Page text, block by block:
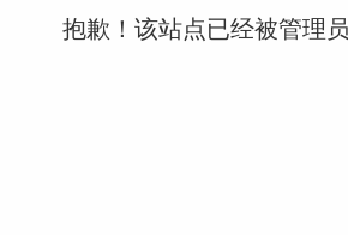
抱歉！该站点已经被管理